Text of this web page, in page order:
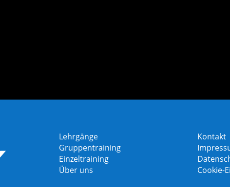
Lehrgänge
Gruppentraining
Einzeltraining
Über uns
Kontakt
Cookie-